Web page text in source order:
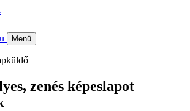
Menü
zenés képeslapot